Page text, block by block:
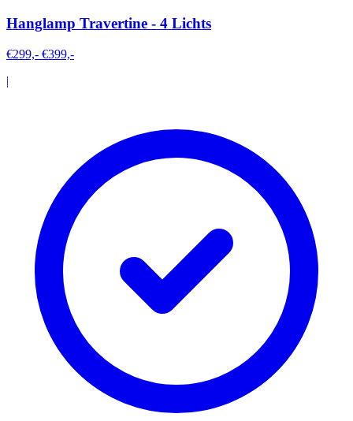
Hanglamp Travertine - 4 Lichts
€299,- €399,-
|